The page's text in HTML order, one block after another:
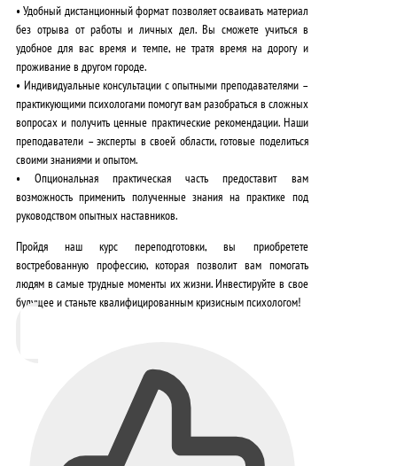
•Удобный дистанционный форматпозволяет осваивать материал
без отрыва от работы и личных дел. Вы сможете учиться в
удобное для вас время и темпе, не тратя время на дорогу и
проживание в другом городе.
• Индивидуальные консультации с опытными преподавателями –
практикующими психологамипомогут вам разобраться в сложных
вопросах и получить ценные практические рекомендации. Наши
преподаватели – эксперты в своей области, готовые поделиться
своими знаниями и опытом.
•Опциональная практическая часть предоставит вам
возможность применить полученные знания на практике под
руководством опытных наставников.
Пройдя наш курс переподготовки, вы приобретете
востребованную профессию, которая позволит вам помогать
людям в самые трудные моменты их жизни.Инвестируйте в свое
будущее и станьте квалифицированным кризисным психологом!